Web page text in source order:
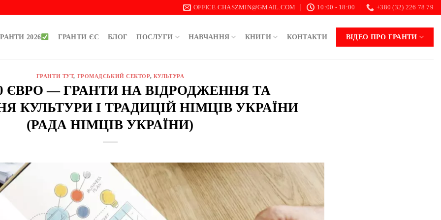
OFFICE.CHASZMIN@GMAIL.COM 10:00 - 18:00 +380 (32) 226 78 79
2026 ГРАНТИ ЄС БЛОГ ПОСЛУГИ НАВЧАННЯ КНИГИ КОНТАКТИ ВІДЕО ПРО ГРАНТИ
ГРАНТИ ТУТ, ГРОМАДСЬКИЙ СЕКТОР, КУЛЬТУРА
ЄВРО — ГРАНТИ НА ВІДРОДЖЕННЯ ТА
КУЛЬТУРИ І ТРАДИЦІЙ НІМЦІВ УКРАЇНИ
(РАДА НІМЦІВ УКРАЇНИ)